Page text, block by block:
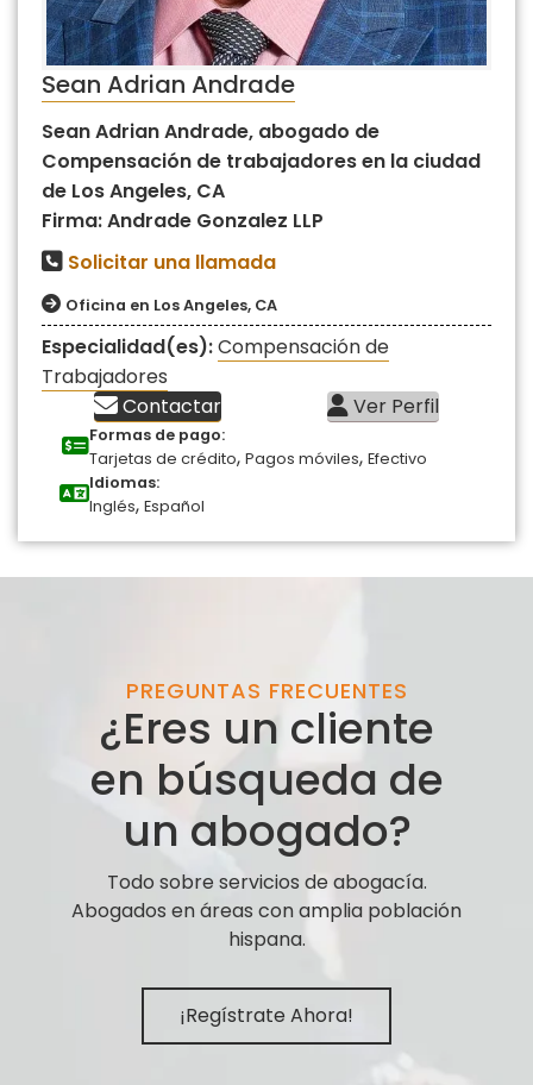
Sean Adrian Andrade
Sean Adrian Andrade, abogado de
Compensación de trabajadores en la ciudad
de Los Angeles, CA
Firma: Andrade Gonzalez LLP
Solicitar una llamada
Oficina en Los Angeles, CA
Especialidad(es):Compensación de
Trabajadores
Contactar
Ver Perfil
Formas de pago:
Tarjetas de crédito, Pagos móviles, Efectivo
Idiomas:
Inglés, Español
PREGUNTAS FRECUENTES
¿Eres un cliente
en búsqueda de
un abogado?
Todo sobre servicios de abogacía.
Abogados en áreas con amplia población
hispana.
¡Regístrate Ahora!